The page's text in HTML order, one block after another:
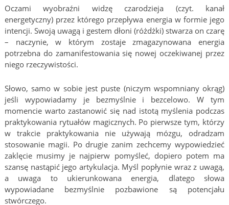
Oczami wyobraźni widzę czarodzieja (czyt. kanał
energetyczny) przez którego przepływa energia w formie jego
intencji. Swoją uwagą i gestem dłoni (różdżki) stwarza on czarę
– naczynie, w którym zostaje zmagazynowana energia
potrzebna do zamanifestowania się nowej oczekiwanej przez
niego rzeczywistości.
Słowo, samo w sobie jest puste (niczym wspomniany okrąg)
jeśli wypowiadamy je bezmyślnie i bezcelowo. W tym
momencie warto zastanowić się nad istotą myślenia podczas
praktykowania rytuałów magicznych. Po pierwsze tym, którzy
w trakcie praktykowania nie używają mózgu, odradzam
stosowanie magii. Po drugie zanim zechcemy wypowiedzieć
zaklęcie musimy je najpierw pomyśleć, dopiero potem ma
szansę nastąpić jego artykulacja. Myśl popłynie wraz z uwagą,
a uwaga to ukierunkowana energia, dlatego słowa
wypowiadane bezmyślnie pozbawione są potencjału
stwórczego.